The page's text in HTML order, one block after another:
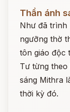
Đọc ngay
Thần ánh
Như đã
ngưỡng thờ
tôn giáo độc
Tư từng
sáng Mithra
thời kỳ đó.